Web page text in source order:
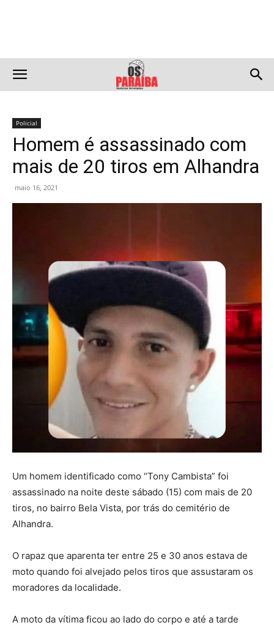
Policial
Homem é assassinado com
mais de 20 tiros em Alhandra
maio 16, 2021
Um homem identificado como “Tony Cambista” foi
assassinado na noite deste sábado (15) com mais de 20
tiros, no bairro Bela Vista, por trás do cemitério de
Alhandra.
O rapaz que aparenta ter entre 25 e 30 anos estava de
moto quando foi alvejado pelos tiros que assustaram os
moradores da localidade.
A moto da vítima ficou ao lado do corpo e até a tarde